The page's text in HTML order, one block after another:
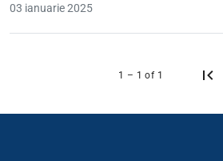
03 ianuarie 2025
1 – 1 of 1